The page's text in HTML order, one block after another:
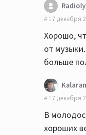
17 декабря
Хорошо,
от
больше
Kalaran
17 декабря
В
хороших